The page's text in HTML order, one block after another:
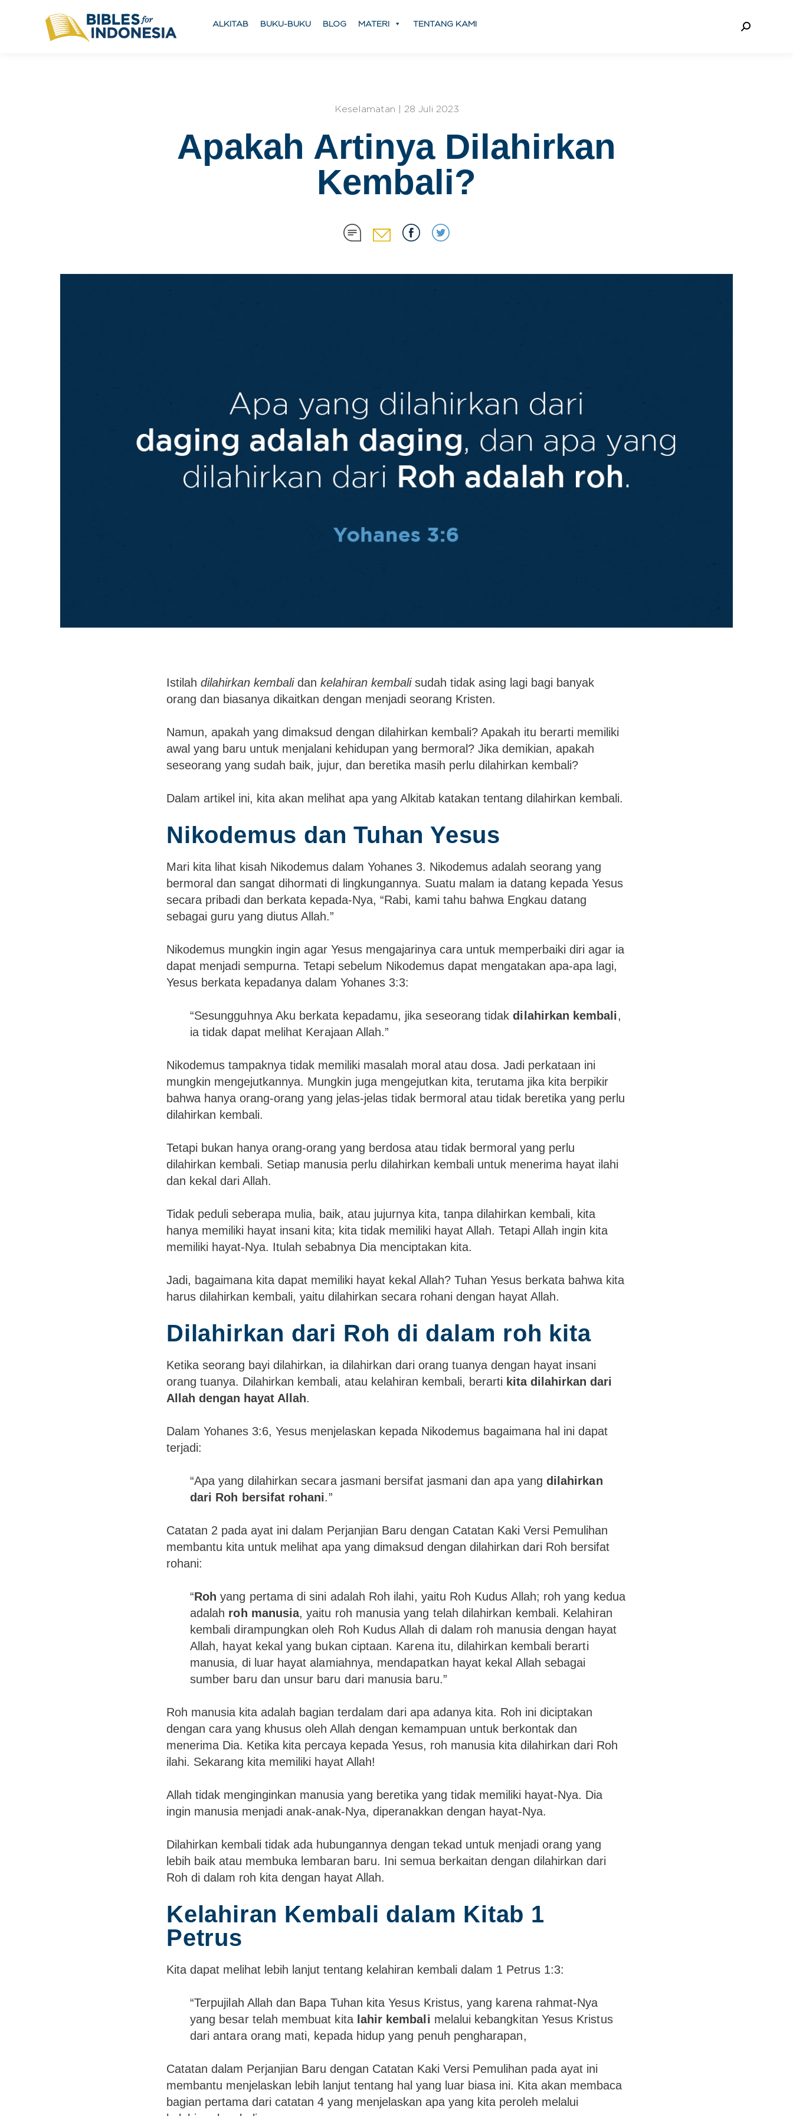
ALKITAB BUKU-BUKU BLOG MATERI TENTANG KAMI
Keselamatan | 28 Juli 2023
Apakah Artinya Dilahirkan
Kembali?
Istilah dilahirkan kembalidan kelahiran kembalisudah tidak asing lagi bagi banyak
orang dan biasanya dikaitkan dengan menjadi seorang Kristen.
Namun, apakah yang dimaksud dengan dilahirkan kembali? Apakah itu berarti memiliki
awal yang baru untuk menjalani kehidupan yang bermoral? Jika demikian, apakah
seseorang yang sudah baik, jujur, dan beretika masih perlu dilahirkan kembali?
Dalam artikel ini, kita akan melihat apa yang Alkitab katakan tentang dilahirkan kembali.
Nikodemus dan Tuhan Yesus
Mari kita lihat kisah Nikodemus dalam Yohanes 3. Nikodemus adalah seorang yang
bermoral dan sangat dihormati di lingkungannya. Suatu malam ia datang kepada Yesus
secara pribadi dan berkata kepada-Nya, “Rabi, kami tahu bahwa Engkau datang
sebagai guru yang diutus Allah.”
Nikodemus mungkin ingin agar Yesus mengajarinya cara untuk memperbaiki diri agar ia
dapat menjadi sempurna. Tetapi sebelum Nikodemus dapat mengatakan apa-apa lagi,
Yesus berkata kepadanya dalam Yohanes 3:3:
“Sesungguhnya Aku berkata kepadamu, jika seseorang tidakdilahirkan kembali,
ia tidak dapat melihat Kerajaan Allah.”
Nikodemus tampaknya tidak memiliki masalah moral atau dosa. Jadi perkataan ini
mungkin mengejutkannya. Mungkin juga mengejutkan kita, terutama jika kita berpikir
bahwa hanya orang-orang yang jelas-jelas tidak bermoral atau tidak beretika yang perlu
dilahirkan kembali.
Tetapi bukan hanya orang-orang yang berdosa atau tidak bermoral yang perlu
dilahirkan kembali. Setiap manusia perlu dilahirkan kembali untuk menerima hayat ilahi
dan kekal dari Allah.
Tidak peduli seberapa mulia, baik, atau jujurnya kita, tanpa dilahirkan kembali, kita
hanya memiliki hayat insani kita; kita tidak memiliki hayat Allah. Tetapi Allah ingin kita
memiliki hayat-Nya. Itulah sebabnya Dia menciptakan kita.
Jadi, bagaimana kita dapat memiliki hayat kekal Allah? Tuhan Yesus berkata bahwa kita
harus dilahirkan kembali, yaitu dilahirkan secara rohani dengan hayat Allah.
Dilahirkan dari Roh di dalam roh kita
Ketika seorang bayi dilahirkan, ia dilahirkan dari orang tuanya dengan hayat insani
orang tuanya. Dilahirkan kembali, atau kelahiran kembali, berarti kita dilahirkan dari
Allah dengan hayat Allah.
Dalam Yohanes 3:6, Yesus menjelaskan kepada Nikodemus bagaimana hal ini dapat
terjadi:
“Apa yang dilahirkan secara jasmani bersifat jasmani dan apa yang dilahirkan
dari Roh bersifat rohani.”
Catatan 2 pada ayat ini dalam Perjanjian Baru dengan Catatan Kaki Versi Pemulihan
membantu kita untuk melihat apa yang dimaksud dengan dilahirkan dari Roh bersifat
rohani:
“Roh yang pertama di sini adalah Roh ilahi, yaitu Roh Kudus Allah; roh yang kedua
adalah roh manusia, yaitu roh manusia yang telah dilahirkan kembali. Kelahiran
kembali dirampungkan oleh Roh Kudus Allah di dalam roh manusia dengan hayat
Allah, hayat kekal yang bukan ciptaan. Karena itu, dilahirkan kembali berarti
manusia, di luar hayat alamiahnya, mendapatkan hayat kekal Allah sebagai
sumber baru dan unsur baru dari manusia baru.”
Roh manusia kita adalah bagian terdalam dari apa adanya kita. Roh ini diciptakan
dengan cara yang khusus oleh Allah dengan kemampuan untuk berkontak dan
menerima Dia. Ketika kita percaya kepada Yesus, roh manusia kita dilahirkan dari Roh
ilahi. Sekarang kita memiliki hayat Allah!
Allah tidak menginginkan manusia yang beretika yang tidak memiliki hayat-Nya. Dia
ingin manusia menjadi anak-anak-Nya, diperanakkan dengan hayat-Nya.
Dilahirkan kembali tidak ada hubungannya dengan tekad untuk menjadi orang yang
lebih baik atau membuka lembaran baru. Ini semua berkaitan dengan dilahirkan dari
Roh di dalam roh kita dengan hayat Allah.
Kelahiran Kembali dalam Kitab 1
Petrus
Kita dapat melihat lebih lanjut tentang kelahiran kembali dalam 1 Petrus 1:3:
“Terpujilah Allah dan Bapa Tuhan kita Yesus Kristus, yang karena rahmat-Nya
yang besar telah membuat kita lahir kembali melalui kebangkitan Yesus Kristus
dari antara orang mati, kepada hidup yang penuh pengharapan,
Catatan dalam Perjanjian Baru dengan Catatan Kaki Versi Pemulihan pada ayat ini
membantu menjelaskan lebih lanjut tentang hal yang luar biasa ini. Kita akan membaca
bagian pertama dari catatan 4 yang menjelaskan apa yang kita peroleh melalui